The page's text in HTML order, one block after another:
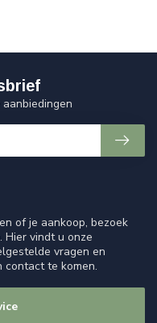
of je aankoop, bezoek
Hier vindt u onze
vragen en
contact te komen.